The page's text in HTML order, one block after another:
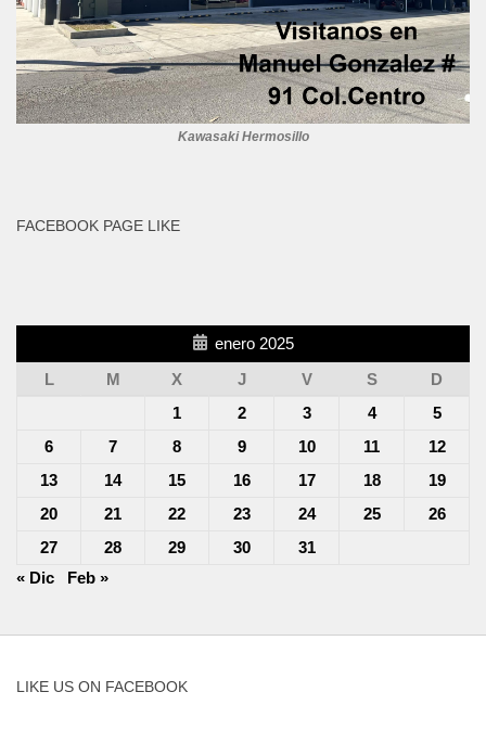
Kawasaki Hermosillo
FACEBOOK PAGE LIKE
enero 2025
L
M X J V S
D
1
2 3 4
5
6
7 8 9 10 11
12
13
14 15 16 17 18
19
20
21 22 23 24 25
26
27
28 29 30
31
« Dic
Feb »
LIKE US ON FACEBOOK